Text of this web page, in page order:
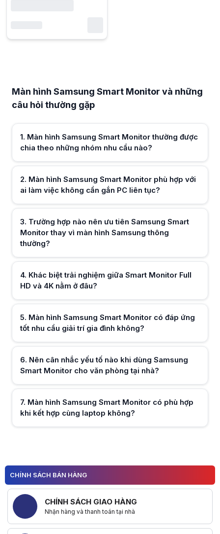
Màn hình Samsung Smart Monitor phù hợp với ai làm việc không cần
Nhờ hệ điều hành thông minh và ứng dụng độc lập, Samsung
Khi cần xem nội dung OTT, họp trực tuyến và làm việc gọn gàng
Khác biệt trải nghiệm giữa Smart Monitor Full HD và 4K nằm ở đâu?
Bản 4K của màn hình Samsung Smart Monitor cho lợi thế rõ rệt về
Màn hình Samsung Smart Monitor có đáp ứng tốt nhu cầu giải trí gia
Với kho ứng dụng sẵn có và khả năng kết nối linh hoạt, Samsung
Nên cân nhắc yếu tố nào khi dùng Samsung Smart Monitor cho văn
Cần để ý kích thước màn hình, khả năng kết nối không dây và
Màn hình Samsung Smart Monitor có phù hợp khi kết hợp cùng
Màn hình Samsung Smart Monitor và những
câu hỏi thường gặp
1. Màn hình Samsung Smart Monitor thường được
chia theo những nhóm nhu cầu nào?
Hữu ích (0)
2. Màn hình Samsung Smart Monitor phù hợp với
ai làm việc không cần gắn PC liên tục?
3. Trường hợp nào nên ưu tiên Samsung Smart
Monitor thay vì màn hình Samsung thông
thường?
Hữu ích (0)
4. Khác biệt trải nghiệm giữa Smart Monitor Full
HD và 4K nằm ở đâu?
Hữu ích (0)
5. Màn hình Samsung Smart Monitor có đáp ứng
tốt nhu cầu giải trí gia đình không?
Hữu ích (0)
6. Nên cân nhắc yếu tố nào khi dùng Samsung
Smart Monitor cho văn phòng tại nhà?
7. Màn hình Samsung Smart Monitor có phù hợp
khi kết hợp cùng laptop không?
Hữu ích (0)
CHÍNH SÁCH BÁN HÀNG
CHÍNH SÁCH GIAO HÀNG
Nhận hàng và thanh toán tại nhà